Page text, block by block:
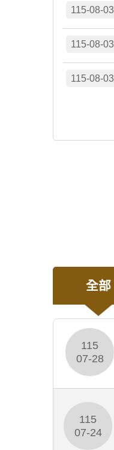
115-08-03
115-08-03
115-08-03
全部
115
07-28
115
07-24